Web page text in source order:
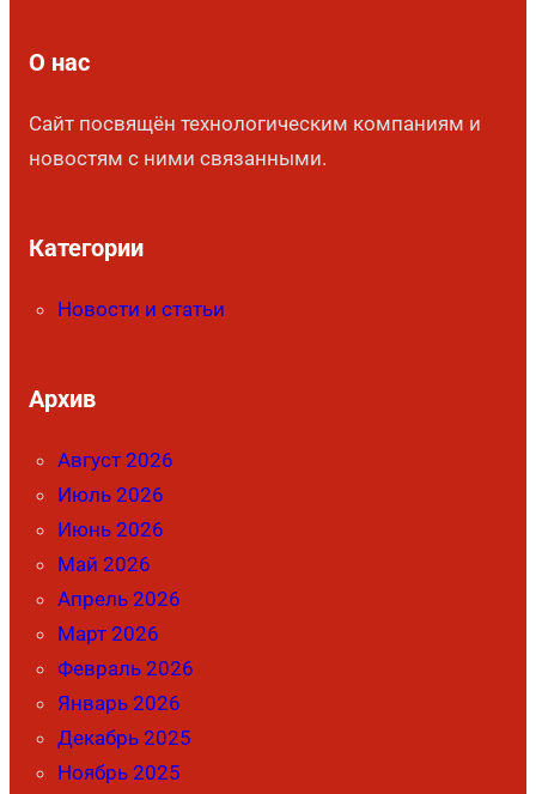
О нас
Сайт посвящён технологическим компаниям и
новостям с ними связанными.
Категории
Новости и статьи
Архив
Август 2026
Июль 2026
Июнь 2026
Май 2026
Апрель 2026
Март 2026
Февраль 2026
Январь 2026
Декабрь 2025
Ноябрь 2025